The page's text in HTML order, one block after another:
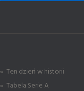
» Ten dzień w historii
» Tabela Serie A